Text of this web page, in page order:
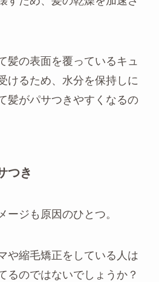
髪の表面を覆っているキュ
けるため、水分を保持しに
髪がパサつきやすくなるの
つき
ージも原因のひとつ。
や縮毛矯正をしている人は
るのではないでしょうか？